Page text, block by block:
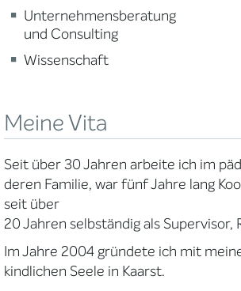
Unternehmensberatung
und Consulting
Wissenschaft
Meine Vita
Seit über 30 Jahren arbeite ich im
deren Familie, war fünf Jahre lang
seit über
20 Jahren selbständig als
Im Jahre 2004 gründete ich mit
kindlichen Seele in Kaarst.